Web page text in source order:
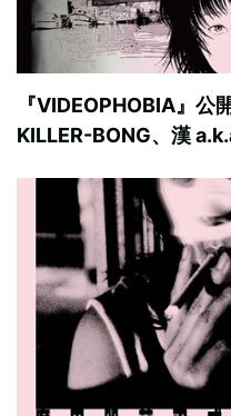
『VIDEOPHOBIA』公
KILLER-BONG、漢